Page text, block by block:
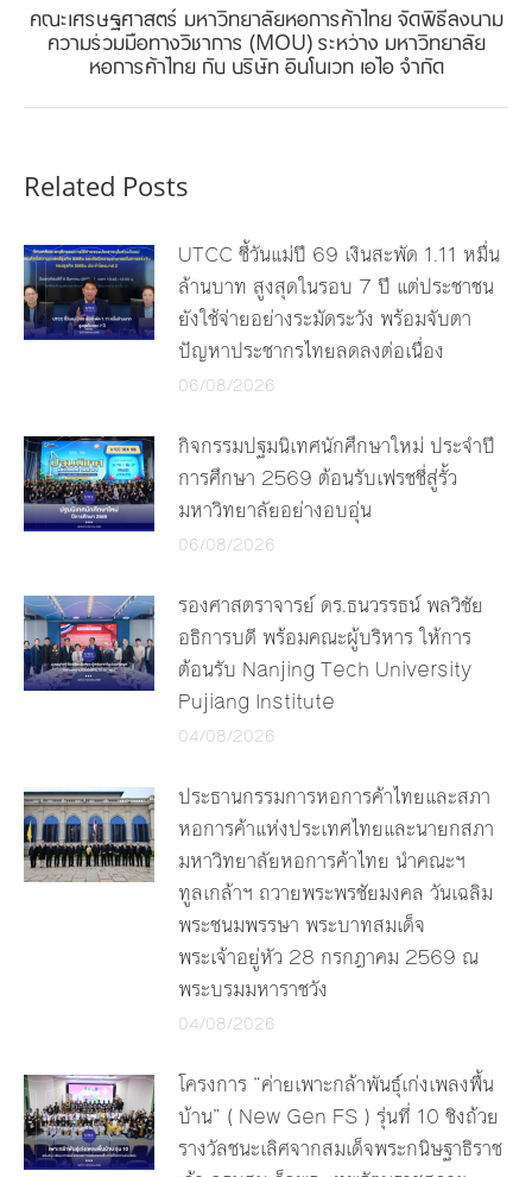
Next
post:
คณะเศรษฐศาสตร์ มหาวิทยาลัยหอการค้าไทย จัดพิธีลงนาม
ความร่วมมือทางวิชาการ (MOU) ระหว่าง มหาวิทยาลัย
หอการค้าไทย กับ บริษัท อินโนเวท เอไอ จำกัด
Related Posts
UTCC ชี้วันแม่ปี 69 เงินสะพัด 1.11 หมื่น
ล้านบาท สูงสุดในรอบ 7 ปี แต่ประชาชน
ยังใช้จ่ายอย่างระมัดระวัง พร้อมจับตา
ปัญหาประชากรไทยลดลงต่อเนื่อง
06/08/2026
กิจกรรมปฐมนิเทศนักศึกษาใหม่ ประจำปี
การศึกษา 2569 ต้อนรับเฟรชชี่สู่รั้ว
มหาวิทยาลัยอย่างอบอุ่น
06/08/2026
รองศาสตราจารย์ ดร.ธนวรรธน์ พลวิชัย
อธิการบดี พร้อมคณะผู้บริหาร ให้การ
ต้อนรับ Nanjing Tech University
Pujiang Institute
04/08/2026
ประธานกรรมการหอการค้าไทยและสภา
หอการค้าแห่งประเทศไทยและนายกสภา
มหาวิทยาลัยหอการค้าไทย นำคณะฯ
ทูลเกล้าฯ ถวายพระพรชัยมงคล วันเฉลิม
พระชนมพรรษา พระบาทสมเด็จ
พระเจ้าอยู่หัว 28 กรกฎาคม 2569 ณ
พระบรมมหาราชวัง
04/08/2026
โครงการ “ค่ายเพาะกล้าพันธุ์เก่งเพลงพื้น
บ้าน” ( New Gen FS ) รุ่นที่ 10 ชิงถ้วย
รางวัลชนะเลิศจากสมเด็จพระกนิษฐาธิราช